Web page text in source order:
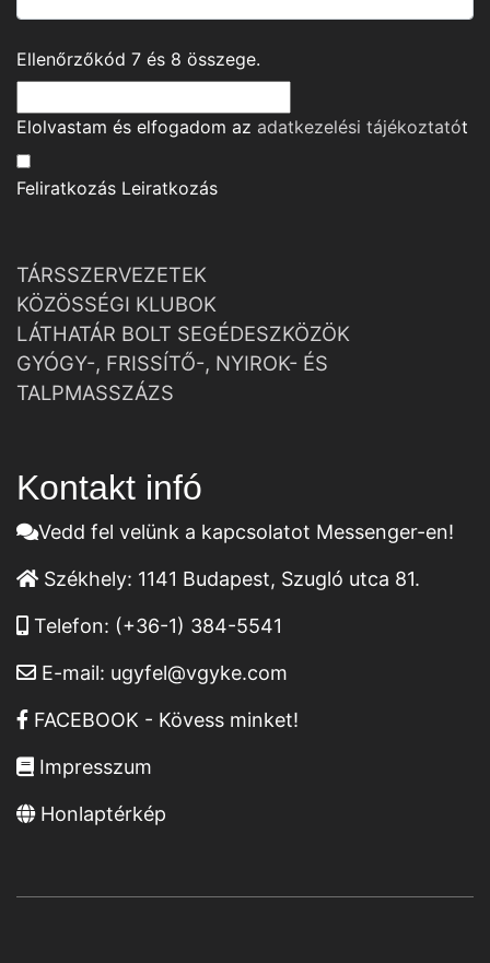
Ellenőrzőkód 7 és 8 összege.
Elolvastam és elfogadom az adatkezelési tájékoztatót
Feliratkozás Leiratkozás
TÁRSSZERVEZETEK
KÖZÖSSÉGI KLUBOK
LÁTHATÁR BOLT SEGÉDESZKÖZÖK
GYÓGY-, FRISSÍTŐ-, NYIROK- ÉS
TALPMASSZÁZS
Kontakt infó
Vedd fel velünk a kapcsolatot Messenger-en!
Székhely: 1141 Budapest, Szugló utca 81.
Telefon: (+36-1) 384-5541
E-mail: ugyfel@vgyke.com
FACEBOOK - Kövess minket!
Impresszum
Honlaptérkép